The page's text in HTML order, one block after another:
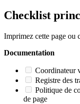
Checklist
Imprimez cette page ou
Documentation
Coordinateur
Registre des
Politique de
de page